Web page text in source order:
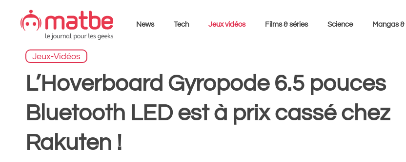
contenu
News Tech Jeux vidéos Films & séries Science Mangas
Jeux-Vidéos
L’Hoverboard Gyropode 6.5 pouces
Bluetooth LED est à prix cassé chez
Rakuten !